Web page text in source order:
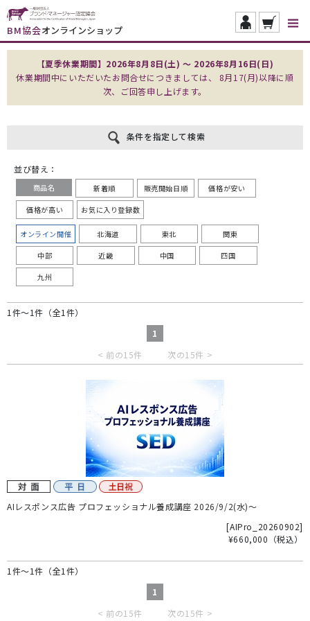
BM協会オンラインショップ
【夏季休業期間】2026年8月8日(土) ～ 2026年8月16日(日)
休業期間中にいただいたお問合せにつきましては、 8月17(月)以降に順
次、ご回答申し上げます。
条件を指定して検索
並び替え：
商品名 新着順 販売開始日順 価格が安い
価格が高い お気に入り登録数
オンライン開催 北海道 東北 関東
中部 近畿 中国 四国
九州
1件～1件（全1件）
1
< 前の15件
次の15件 >
AIレスポンス広告 プロフェッショナル養成講座 2026/9/2(水)～
[AIPro_20260902]
¥660,000 （税込）
1件～1件（全1件）
1
< 前の15件
次の15件 >